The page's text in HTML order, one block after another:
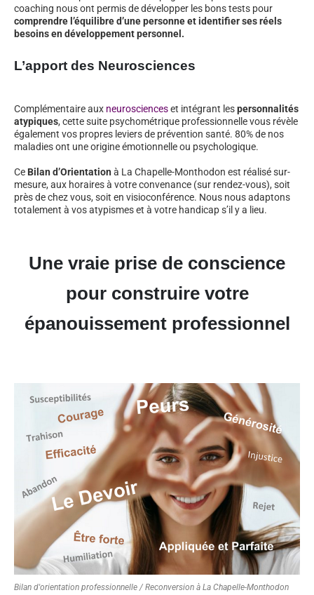
coaching nous ont permis de développer les bons tests pour
comprendre l’équilibre d’une personne et identifier ses réels
besoins en développement personnel.
L’apport des Neurosciences
Complémentaire aux neuroscienceset intégrant lespersonnalités
atypiques, cette suite psychométrique professionnelle vous révèle
également vos propres leviers de prévention santé. 80% de nos
maladies ont une origine émotionnelle ou psychologique.
Ce Bilan d’Orientation à La Chapelle-Monthodon est réalisé sur-
mesure, aux horaires à votre convenance (sur rendez-vous), soit
près de chez vous, soit en visioconférence. Nous nous adaptons
totalement à vos atypismes et à votre handicap s’il y a lieu.
Une vraie prise de conscience
pour construire votre
épanouissement professionnel
Bilan d'orientation professionnelle / Reconversion à La Chapelle-Monthodon